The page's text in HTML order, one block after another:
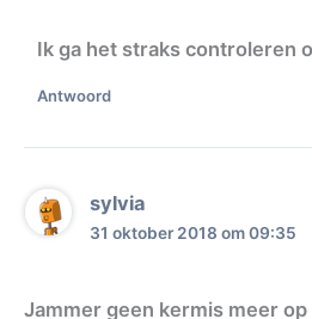
Ik ga het straks controleren
Antwoord
sylvia
31 oktober 2018 om 09:35
Jammer geen kermis meer